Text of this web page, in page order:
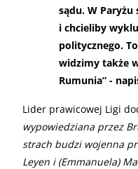
sądu. W Paryżu
i chcieliby
politycznego.
widzimy także
Rumunia” -
Lider prawicowej Ligi
wypowiedziana przez
strach budzi wojenna
Leyen i (Emmanuela)